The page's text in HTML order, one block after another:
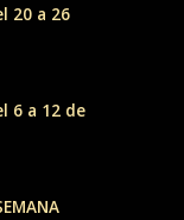
20 a 26
6 a 12 de